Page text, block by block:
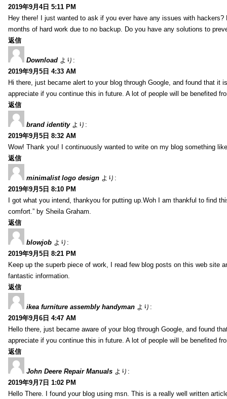
2019年9月4日 5:11 PM
Hey there! I just wanted to ask if you ever have any issues with
months of hard work due to no backup. Do you have any solutions to
返信
Download より:
2019年9月5日 4:33 AM
Hi there, just became alert to your blog through Google, and found that it
appreciate if you continue this in future. A lot of people will be benefited
返信
brand identity より:
2019年9月5日 8:32 AM
Wow! Thank you! I continuously wanted to write on my blog something
返信
minimalist logo design より:
2019年9月5日 8:10 PM
I got what you intend, thankyou for putting up.Woh I am thankful to find
comfort.” by Sheila Graham.
返信
blowjob より:
2019年9月5日 8:21 PM
Keep up the superb piece of work, I read few blog posts on this web site
fantastic information.
返信
ikea furniture assembly handyman より:
2019年9月6日 4:47 AM
Hello there, just became aware of your blog through Google, and found
appreciate if you continue this in future. A lot of people will be benefited
返信
John Deere Repair Manuals より:
2019年9月7日 1:02 PM
Hello There. I found your blog using msn. This is a really well written